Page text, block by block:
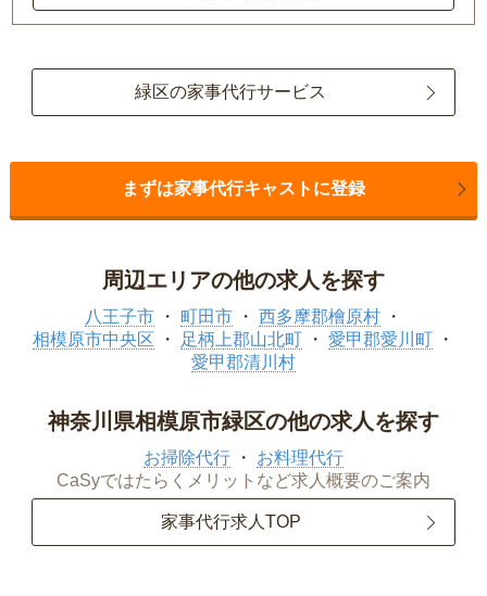
緑区の家事代行サービス
まずは家事代行キャストに登録
周辺エリアの他の求人を探す
八王子市 町田市
西多摩郡檜原村
相模原市中央区
足柄上郡山北町
愛甲郡愛川町
愛甲郡清川村
神奈川県相模原市緑区の他の求人を探す
お掃除代行
お料理代行
CaSyではたらくメリットなど求人概要のご案内
家事代行求人TOP